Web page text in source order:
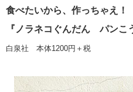
食べたいから、作っちゃえ！
『ノラネコぐんだん パンこ
白泉社 本体1200円＋税